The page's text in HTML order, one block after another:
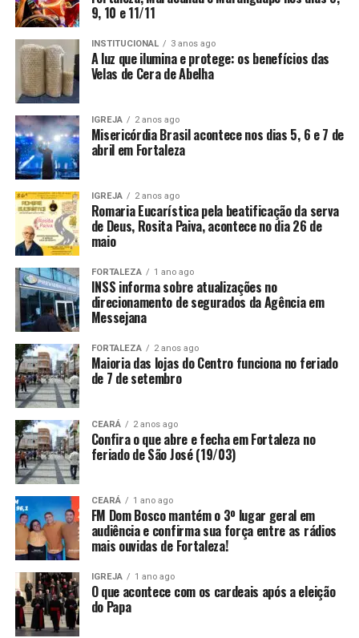
9, 10 e 11/11
INSTITUCIONAL 3 anos ago
A luz que ilumina e protege: os benefícios das
Velas de Cera de Abelha
IGREJA 2 anos ago
Misericórdia Brasil acontece nos dias 5, 6 e 7 de
abril em Fortaleza
IGREJA 2 anos ago
Romaria Eucarística pela beatificação da serva
de Deus, Rosita Paiva, acontece no dia 26 de
maio
FORTALEZA 1 ano ago
INSS informa sobre atualizações no
direcionamento de segurados da Agência em
Messejana
FORTALEZA 2 anos ago
Maioria das lojas do Centro funciona no feriado
de 7 de setembro
CEARÁ 2 anos ago
Confira o que abre e fecha em Fortaleza no
feriado de São José (19/03)
CEARÁ 1 ano ago
FM Dom Bosco mantém o 3º lugar geral em
audiência e confirma sua força entre as rádios
mais ouvidas de Fortaleza!
IGREJA 1 ano ago
O que acontece com os cardeais após a eleição
do Papa